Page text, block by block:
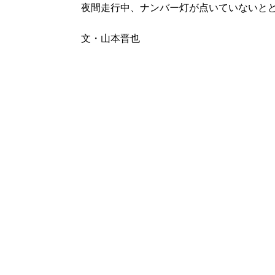
夜間走行中、ナンバー灯が点いていないと
文・山本晋也